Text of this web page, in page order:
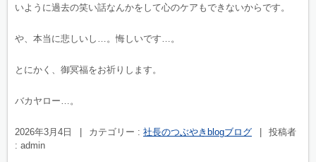
いように過去の笑い話なんかをして心のケアもできないからです。
や、本当に悲しいし…。悔しいです…。
とにかく、御冥福をお祈りします。
バカヤロー…。
2026年3月4日 カテゴリー : 社長のつぶやきblogブログ
投稿者
: admin